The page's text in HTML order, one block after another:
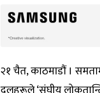
२१ चैत, काठमाडौं ।